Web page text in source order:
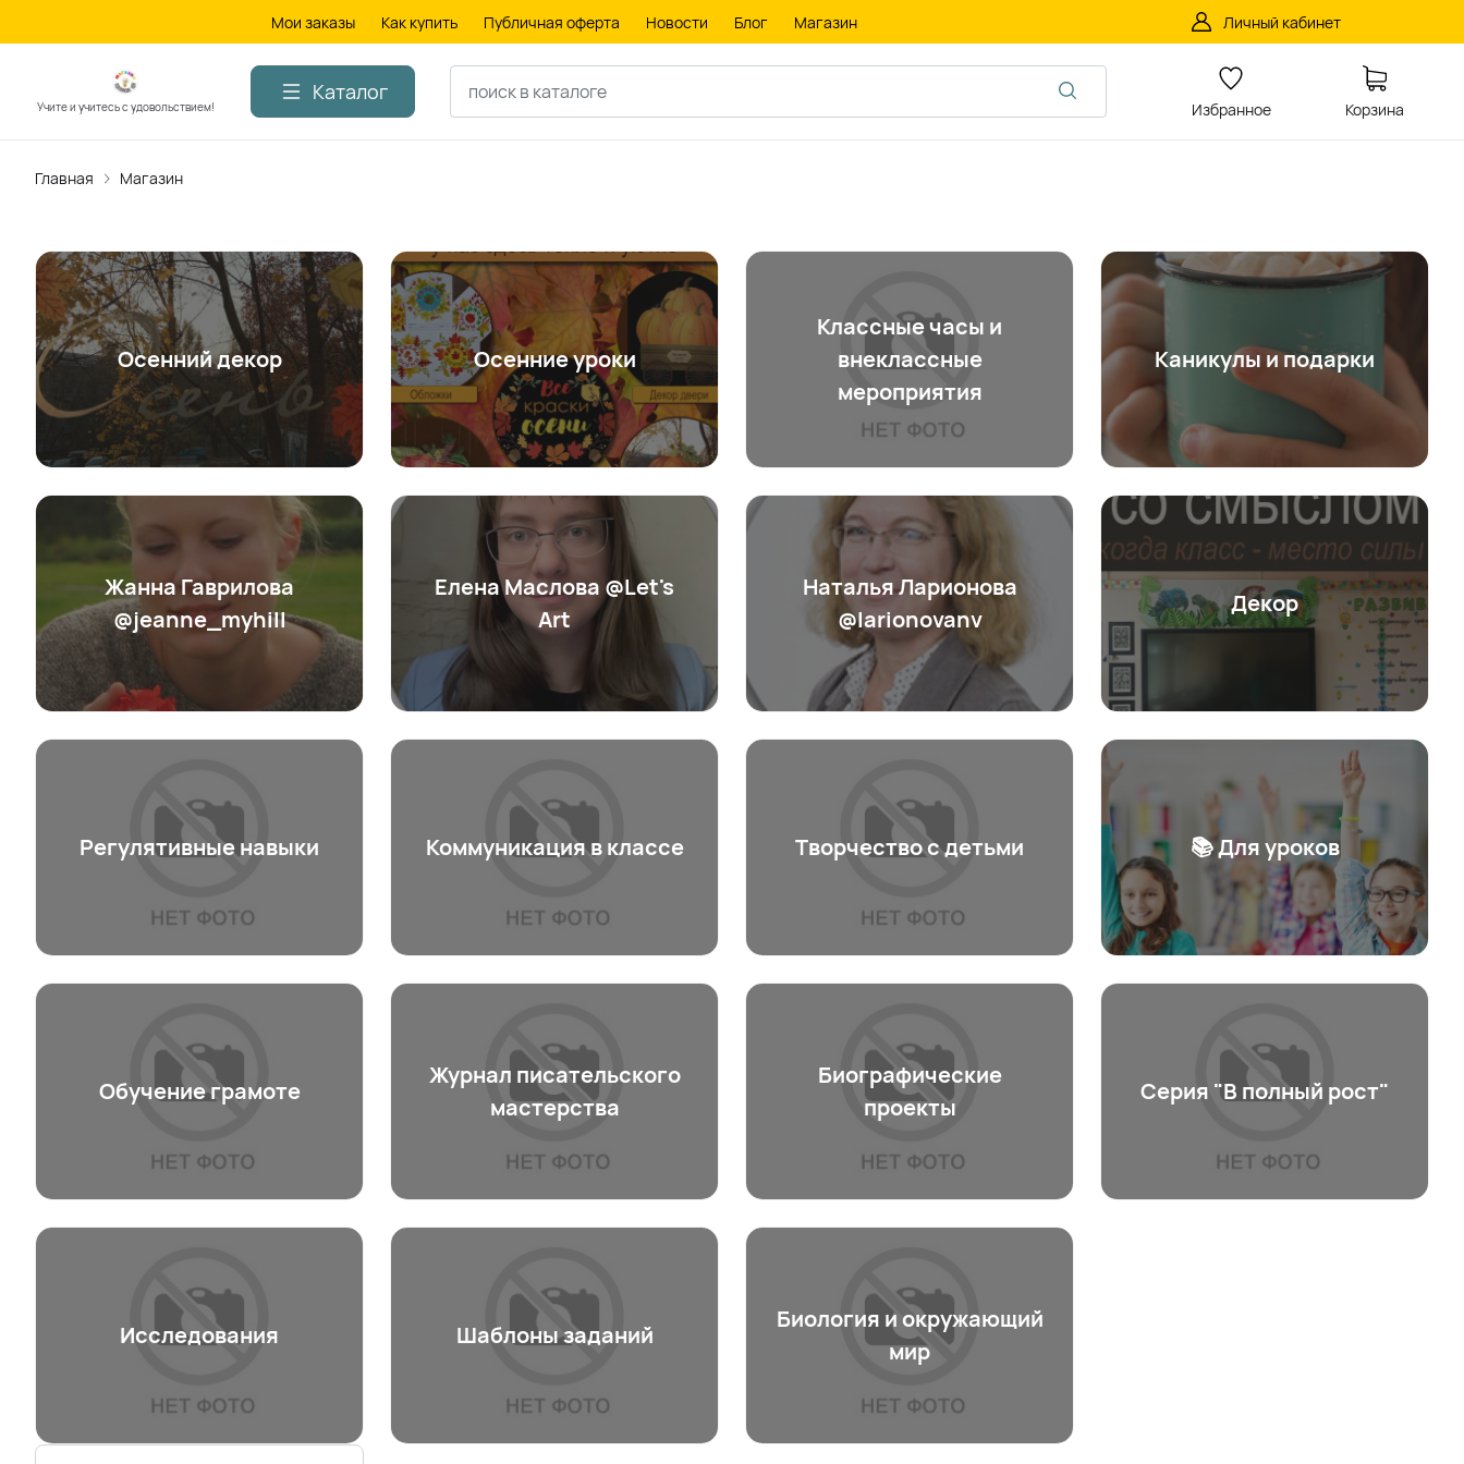
Мои заказы Как купить Публичная оферта Новости Блог Магазин Личный кабинет
Учите и учитесь с удовольствием!
Каталог
Избранное Корзина
Главная Магазин
Осенний декор Осенние уроки
Классные часы и
внеклассные
мероприятия
Каникулы и подарки
Жанна Гаврилова
@jeanne_myhill
Елена Маслова @Let's
Art
Наталья Ларионова
@larionovanv
Декор
Регулятивные навыки Коммуникация в классе Творчество с детьми 📚 Для уроков
Обучение грамоте
Журнал писательского
мастерства
Биографические
проекты
Серия "В полный рост"
Исследования Шаблоны заданий
Биология и окружающий
мир